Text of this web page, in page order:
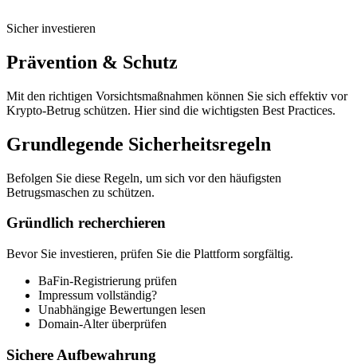
Sicher investieren
Prävention & Schutz
Mit den richtigen Vorsichtsmaßnahmen können Sie sich effektiv vor
Krypto-Betrug schützen. Hier sind die wichtigsten Best Practices.
Grundlegende Sicherheitsregeln
Befolgen Sie diese Regeln, um sich vor den häufigsten
Betrugsmaschen zu schützen.
Gründlich recherchieren
Bevor Sie investieren, prüfen Sie die Plattform sorgfältig.
BaFin-Registrierung prüfen
Impressum vollständig?
Unabhängige Bewertungen lesen
Domain-Alter überprüfen
Sichere Aufbewahrung